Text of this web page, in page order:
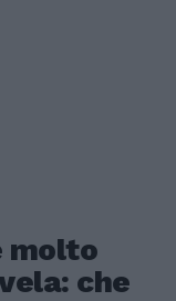
molto
che